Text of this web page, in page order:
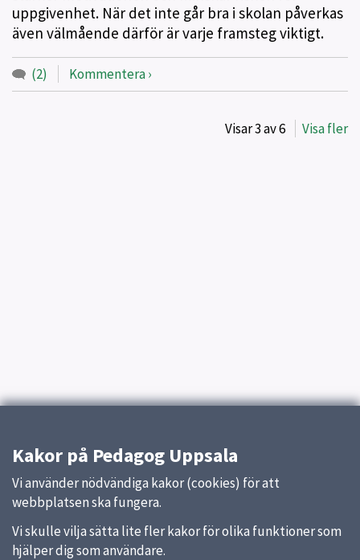
uppgivenhet. När det inte går bra i skolan påverkas
även välmående därför är varje framsteg viktigt.
(2) Kommentera
Visar3av6 Visa fler
Kakor på Pedagog Uppsala
Vi använder nödvändiga kakor (cookies) för att
webbplatsen ska fungera.
Vi skulle vilja sätta lite fler kakor för olika funktioner som
hjälper dig som användare.